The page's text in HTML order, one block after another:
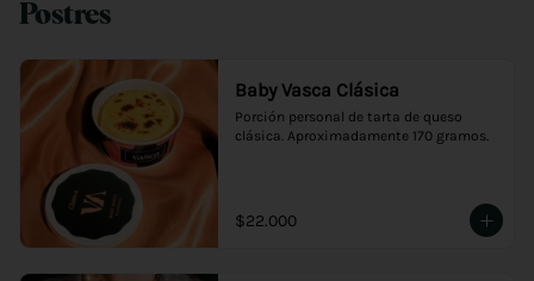
Postres
Baby Vasca Clásica
Porción personal de tarta de queso
clásica. Aproximadamente 170 gramos.
$22.000